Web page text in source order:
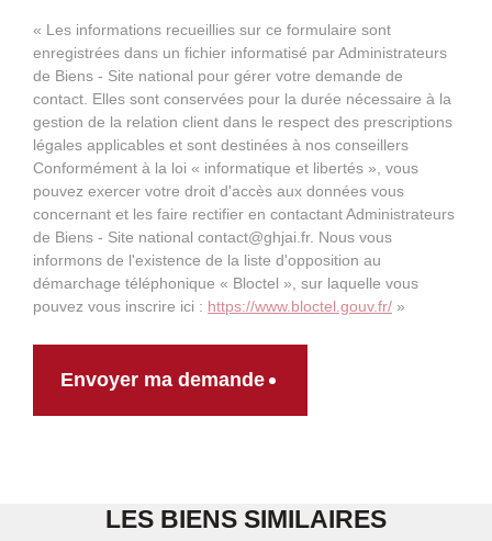
« Les informations recueillies sur ce formulaire sont
enregistrées dans un fichier informatisé par Administrateurs
de Biens - Site national pour gérer votre demande de
contact. Elles sont conservées pour la durée nécessaire à la
gestion de la relation client dans le respect des prescriptions
légales applicables et sont destinées à nos conseillers
Conformément à la loi « informatique et libertés », vous
pouvez exercer votre droit d'accès aux données vous
concernant et les faire rectifier en contactant Administrateurs
de Biens - Site national contact@ghjai.fr. Nous vous
informons de l'existence de la liste d'opposition au
démarchage téléphonique « Bloctel », sur laquelle vous
pouvez vous inscrire ici : https://www.bloctel.gouv.fr/ »
Envoyer ma demande
LES BIENS SIMILAIRES